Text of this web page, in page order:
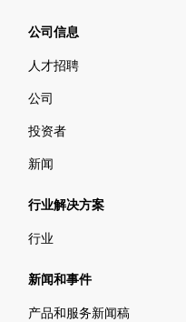
公司信息
人才招聘
公司
投资者
新闻
行业解决方案
行业
新闻和事件
产品和服务新闻稿